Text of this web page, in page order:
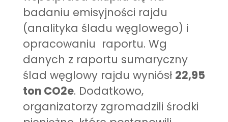
badaniu emisyjności rajdu
(analityka śladu węglowego) i
opracowaniu raportu. Wg
danych z raportu sumaryczny
ślad węglowy rajdu wyniósł 22,95
ton CO2e. Dodatkowo,
organizatorzy zgromadzili środki